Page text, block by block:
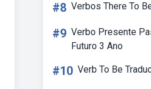
#8 Verbos There To
#9 Verbo Presente
Futuro 3 Ano
#10 Verb To Be